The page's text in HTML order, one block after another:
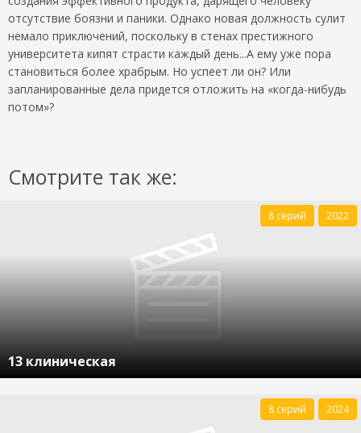
отсутствие боязни и паники. Однако новая должность сулит
немало приключений, поскольку в стенах престижного
университета кипят страсти каждый день...А ему уже пора
становиться более храбрым. Но успеет ли он? Или
запланированные дела придется отложить на «когда-нибудь
потом»?
Смотрите так же:
13 клиническая
8 серий 2022
8 серий 2024